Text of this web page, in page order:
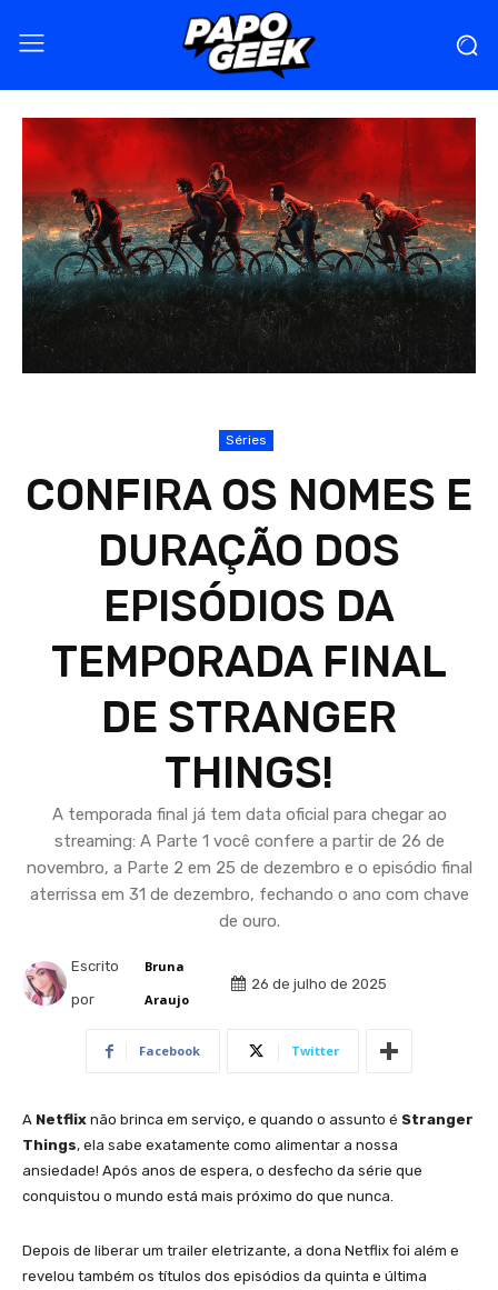
Séries
CONFIRA OS NOMES E
DURAÇÃO DOS
EPISÓDIOS DA
TEMPORADA FINAL
DE STRANGER
THINGS!
A temporada final já tem data oficial para chegar ao
streaming: A Parte 1 você confere a partir de 26 de
novembro, a Parte 2 em 25 de dezembro e o episódio final
aterrissa em 31 de dezembro, fechando o ano com chave
de ouro.
Escrito
por
Bruna
Araujo
26 de julho de 2025
Facebook Twitter
A Netflix não brinca em serviço, e quando o assunto é Stranger
Things, ela sabe exatamente como alimentar a nossa
ansiedade! Após anos de espera, o desfecho da série que
conquistou o mundo está mais próximo do que nunca.
Depois de liberar um trailer eletrizante, a dona Netflix foi além e
revelou também os títulos dos episódios da quinta e última